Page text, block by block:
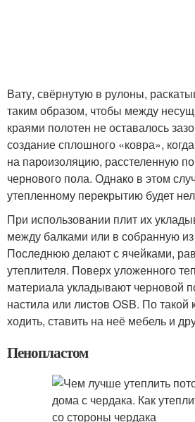
Вату, свёрнутую в рулоны,
таким образом, чтобы между
краями полотен не оставалось
создание сплошного «ковра»,
на пароизоляцию, расстеленную
чернового пола. Однако в этом
утепленному перекрытию будет
При использовании плит их
между балками или в собранную
Последнюю делают с ячейками,
утеплителя. Поверх уложенного
материала укладывают черновой
настила или листов OSB. По такой
ходить, ставить на неё мебель и
Пенопластом